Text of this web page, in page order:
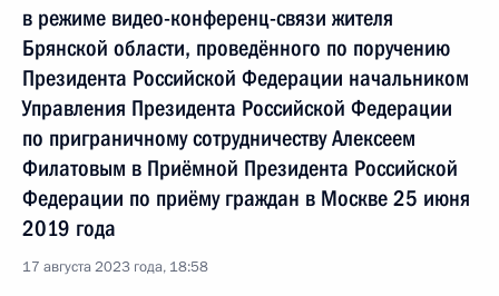
в режиме видео-конференц-связи жителя
Брянской области, проведённого по поручению
Президента Российской Федерации начальником
Управления Президента Российской Федерации
по приграничному сотрудничеству Алексеем
Филатовым в Приёмной Президента Российской
Федерации по приёму граждан в Москве 25 июня
2019 года
17 августа 2023 года, 18:58